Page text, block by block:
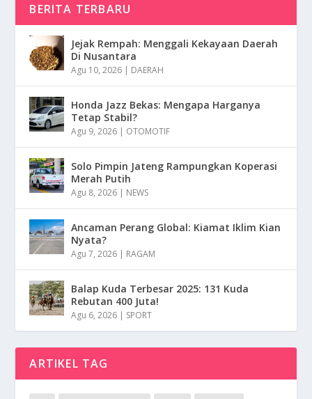
BERITA TERBARU
Jejak Rempah: Menggali Kekayaan Daerah
Di Nusantara
Agu 10, 2026 | DAERAH
Honda Jazz Bekas: Mengapa Harganya
Tetap Stabil?
Agu 9, 2026 | OTOMOTIF
Solo Pimpin Jateng Rampungkan Koperasi
Merah Putih
Agu 8, 2026 | NEWS
Ancaman Perang Global: Kiamat Iklim Kian
Nyata?
Agu 7, 2026 | RAGAM
Balap Kuda Terbesar 2025: 131 Kuda
Rebutan 400 Juta!
Agu 6, 2026 | SPORT
ARTIKEL TAG